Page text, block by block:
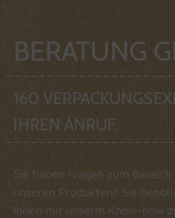
BERATUNG
160
IHREN ANRUF.
Sie haben Fragen zum
unseren Produkten? Sie
Ihnen mit unserm Know-how